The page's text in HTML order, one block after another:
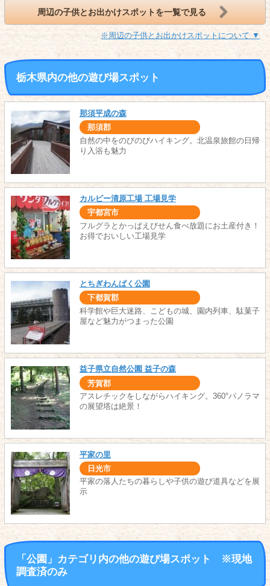
周辺の子供とお出かけスポットを一覧で見る
※周辺の子供とお出かけスポットについて ▼
栃木県内の他の遊び場スポット
那須平成の森
那須郡
自然の中をのびのびハイキング。北温泉旅館の日帰
り入浴も魅力
カルビー清原工場 工場見学
宇都宮市
フルグラとかっぱえびせん食べ放題にお土産付き！
お得でおいしい工場見学
とちぎわんぱく公園
下都賀郡
科学館や巨大迷路、こどもの城、園内列車、駄菓子
屋など魅力がつまった公園
益子県立自然公園 益子の森
芳賀郡
アスレチックをしながらハイキング。360°パノラマ
の展望塔は絶景！
平家の里
日光市
平家の落人たちの暮らしや子供の遊び道具などを展
示
「公園」カテゴリ内の他の遊び場スポット ※現地
調査済のみ